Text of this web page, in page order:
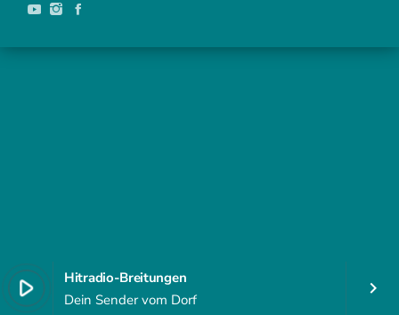
play_arrow
Hitradio-Breitungen
Dein Sender vom Dorf
keyboard_arrow_right